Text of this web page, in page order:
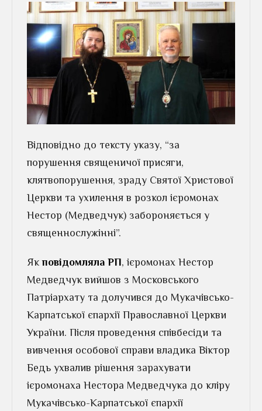
Відповідно до тексту указу, “за
порушення священичої присяги,
клятвопорушення, зраду Святої Христової
Церкви та ухилення в розкол ієромонах
Нестор (Медведчук) забороняється у
священнослужінні”.
Якповідомляла РП, ієромонах Нестор
Медведчук вийшов з Московського
Патріархату та долучився до Мукачівсько-
Карпатської єпархії Православної Церкви
України. Після проведення співбесіди та
вивчення особової справи владика Віктор
Бедь ухвалив рішення зарахувати
ієромонаха Нестора Медведчука до кліру
Мукачівсько-Карпатської єпархії